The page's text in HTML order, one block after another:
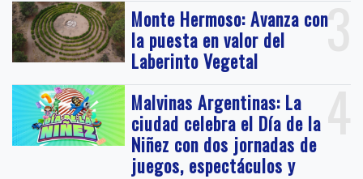
3
Monte Hermoso: Avanza con
la puesta en valor del
Laberinto Vegetal
4
Malvinas Argentinas: La
ciudad celebra el Día de la
Niñez con dos jornadas de
juegos, espectáculos y